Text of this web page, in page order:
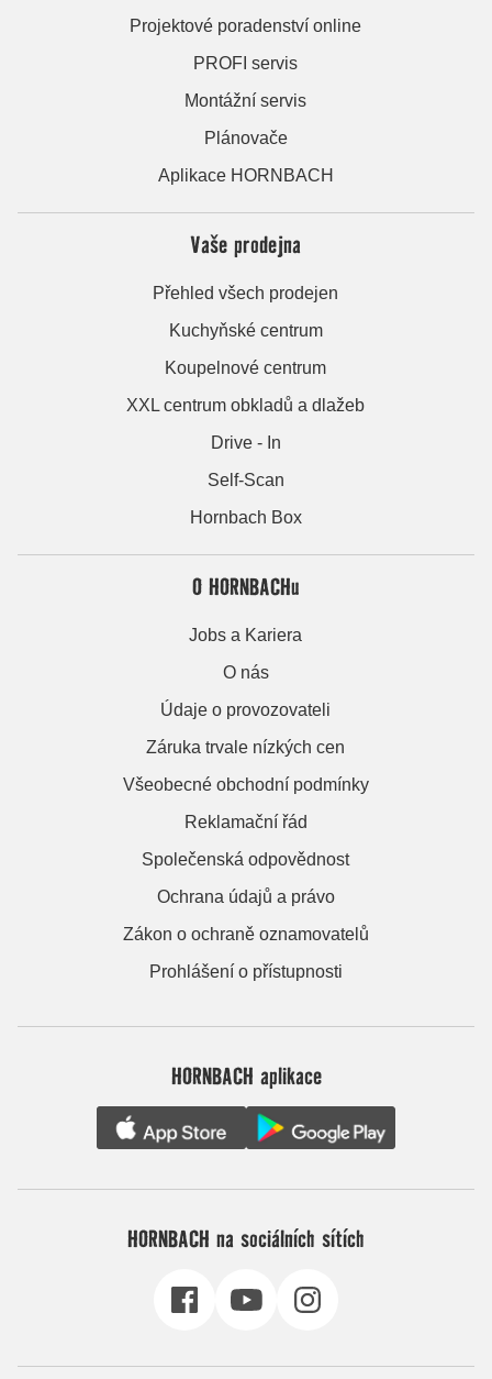
Projektové poradenství online
PROFI servis
Montážní servis
Plánovače
Aplikace HORNBACH
Vaše prodejna
Přehled všech prodejen
Kuchyňské centrum
Koupelnové centrum
XXL centrum obkladů a dlažeb
Drive - In
Self-Scan
Hornbach Box
O HORNBACHu
Jobs a Kariera
O nás
Údaje o provozovateli
Záruka trvale nízkých cen
Všeobecné obchodní podmínky
Reklamační řád
Společenská odpovědnost
Ochrana údajů a právo
Zákon o ochraně oznamovatelů
Prohlášení o přístupnosti
HORNBACH aplikace
HORNBACH na sociálních sítích